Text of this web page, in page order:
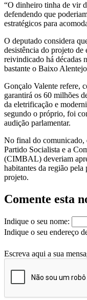
“O dinheiro tinha de vir
defendendo que
estratégicos para
O deputado considera
desistência do projeto
reivindicado há décadas
bastante o Baixo
Gonçalo Valente refere,
garantirá os 60 milhões
da eletrificação e
segundo o próprio, foi
audição parlamentar.
No final do comunicado,
Partido Socialista e a
(CIMBAL) deveriam
habitantes da região
projeto.
Comente esta
Indique o seu nome:
Indique o seu endereço
Escreva aqui a sua